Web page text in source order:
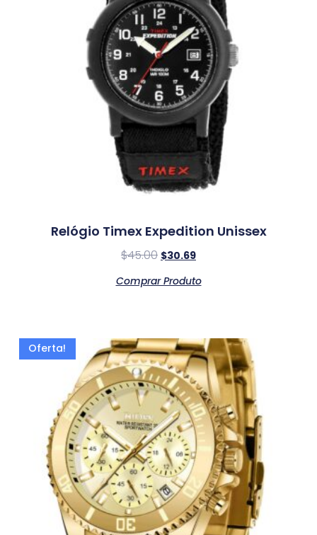
Relógio Timex Expedition Unissex
$45.00 $30.69
Comprar Produto
Oferta!